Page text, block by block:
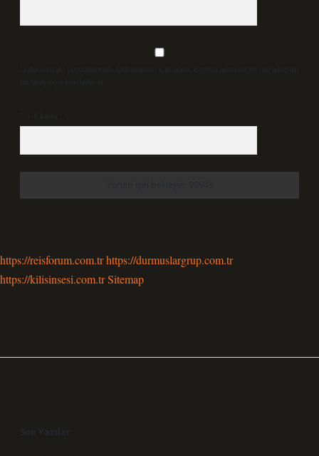
Daha sonraki yorumlarımda kullanılması için adım, e-posta adresim ve site adresim
bu tarayıcıya kaydedilsin.
7 + 8 kaçtır?
https://reisforum.com.trhttps://durmuslargrup.com.tr
https://kilisinsesi.com.trSitemap
Son Yazılar